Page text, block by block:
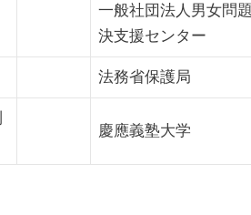
一般社団法人男女問
決支援センター
法務省保護局
慶應義塾大学